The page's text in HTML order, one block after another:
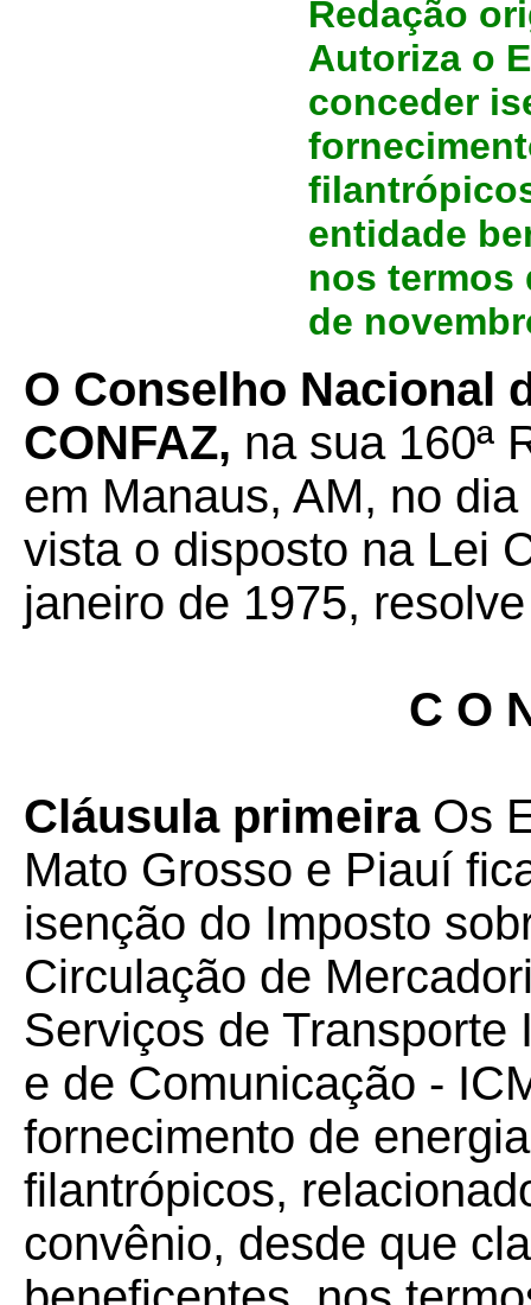
Redação
Autoriza o
conceder
entidade
nos termos
de
O Conselho Nacional
CONFAZ, na sua 160ª
em Manaus, AM, no
vista o disposto na Lei
janeiro de 1975,
C O
Cláusula primeiraOs
Mato Grosso e Piauí
isenção do Imposto
Circulação de
Serviços de
e de Comunicação -
fornecimento de
filantrópicos,
convênio, desde que